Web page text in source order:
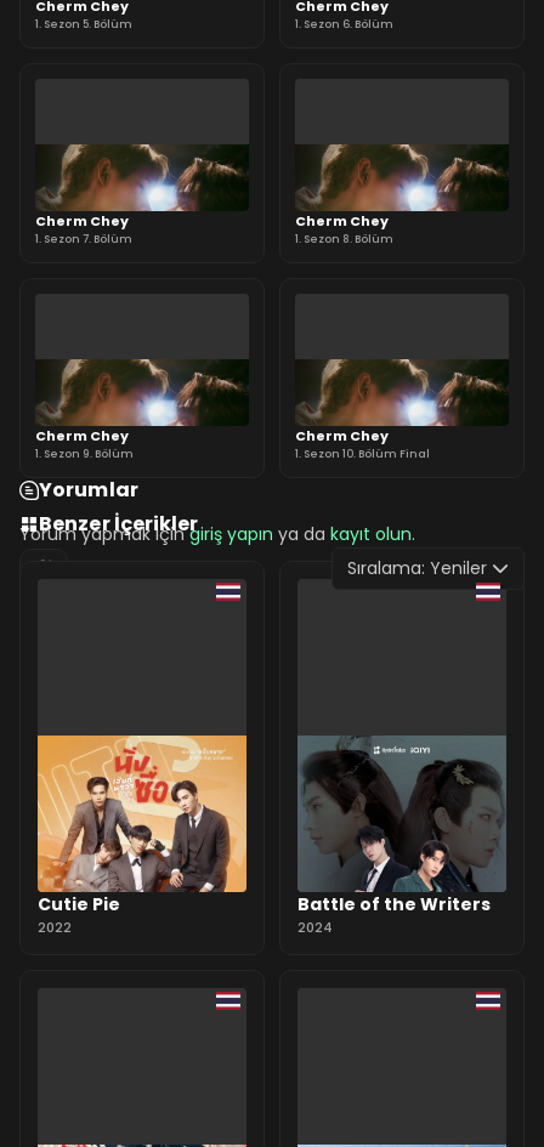
Cherm Chey
1. Sezon 5. Bölüm
Cherm Chey
1. Sezon 6. Bölüm
Cherm Chey
1. Sezon 7. Bölüm
Cherm Chey
1. Sezon 8. Bölüm
Cherm Chey
1. Sezon 9. Bölüm
Cherm Chey
1. Sezon 10. Bölüm Final
Yorumlar
Yorum yapmak içingiriş yapın ya da kayıt olun.
Sıralama: Yeniler
Benzer İçerikler
Cutie Pie
2022
Battle of the Writers
2024